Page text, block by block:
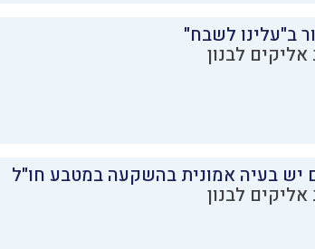
ב"עלינו לשבח"
לבנון
יש בעיה אמונית בהשקעה במטבע חו"ל
לבנון